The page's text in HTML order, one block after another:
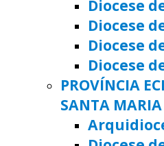
Diocese
Diocese
Diocese
Diocese
PROVÍNCIA
SANTA MARIA